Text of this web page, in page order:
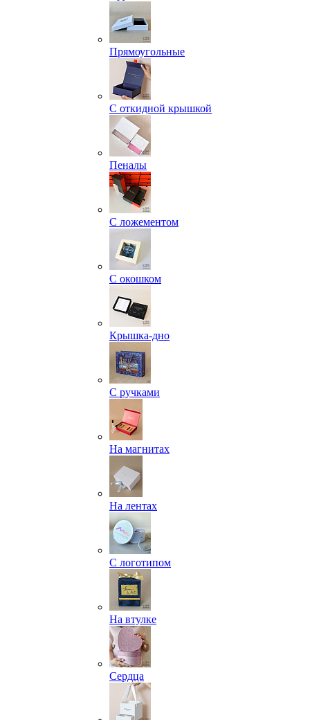
Прямоугольные
С откидной крышкой
Пеналы
С ложементом
С окошком
Крышка-дно
С ручками
На магнитах
На лентах
С логотипом
На втулке
Сердца